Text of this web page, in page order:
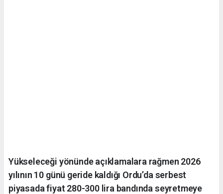
Yükseleceği yönünde açıklamalara rağmen 2026
yılının 10 günü geride kaldığı Ordu’da serbest
piyasada fiyat 280-300 lira bandında seyretmeye